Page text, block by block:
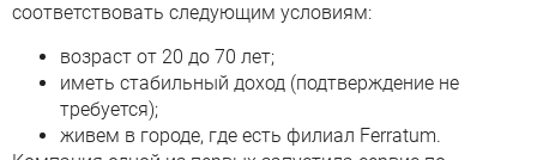
соответствовать следующим условиям:
возраст от 20 до 70 лет;
иметь стабильный доход (подтверждение не
требуется);
живем в городе, где есть филиал Ferratum.